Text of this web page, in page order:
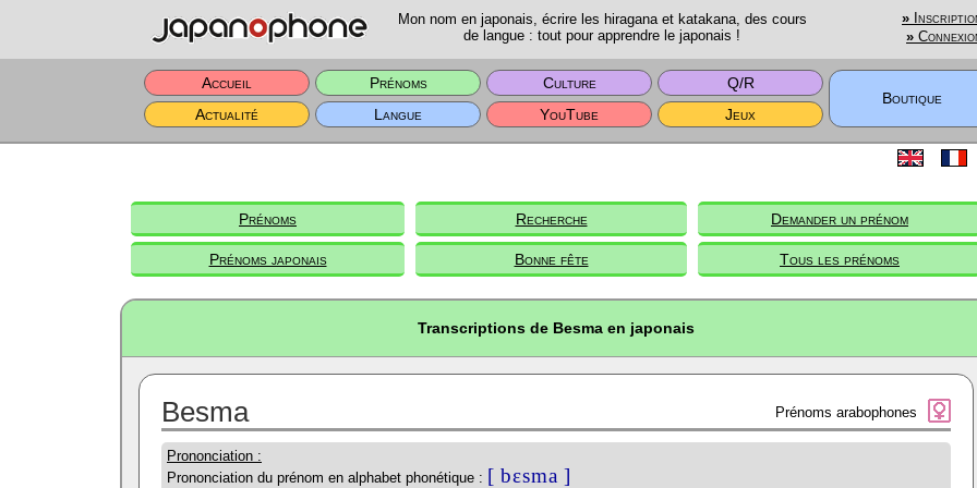
Mon nom en japonais, écrire les hiragana et katakana, des cours
de langue : tout pour apprendre le japonais !
»
»
Accueil Prénoms Culture
Q/R
Boutique
Actualité
Langue YouTube Jeux
Prénoms Recherche Demander un prénom
Prénoms japonais Bonne fête Tous les prénoms
Transcriptions de Besma en japonais
Besma Prénoms arabophones
Prononciation :
Prononciation du prénom en alphabet phonétique : [ bɛsma ]